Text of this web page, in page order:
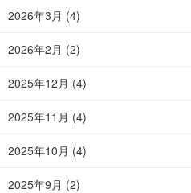
2026年3月 (4)
2026年2月 (2)
2025年12月 (4)
2025年11月 (4)
2025年10月 (4)
2025年9月 (2)